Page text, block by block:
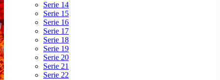
Serie 14
Serie 15
Serie 16
Serie 17
Serie 18
Serie 19
Serie 20
Serie 21
Serie 22